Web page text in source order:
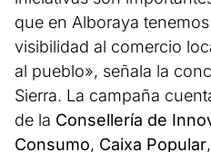
que en Alboraya
visibilidad al comercio
al pueblo», señala la
Sierra. La campaña
de la Consellería de
Consumo, Caixa Popular